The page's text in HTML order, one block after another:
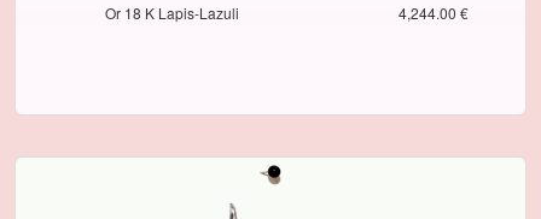
Or 18 K Lapis-Lazuli
4,244.00 €